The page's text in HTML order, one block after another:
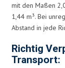
mit den Maßen
1,44 m³. Bei
Abstand in jede
Richtig
Transport: